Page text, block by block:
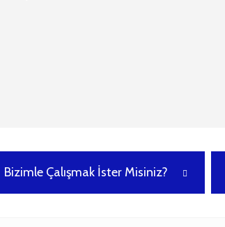
Bizimle Çalışmak İster Misiniz?